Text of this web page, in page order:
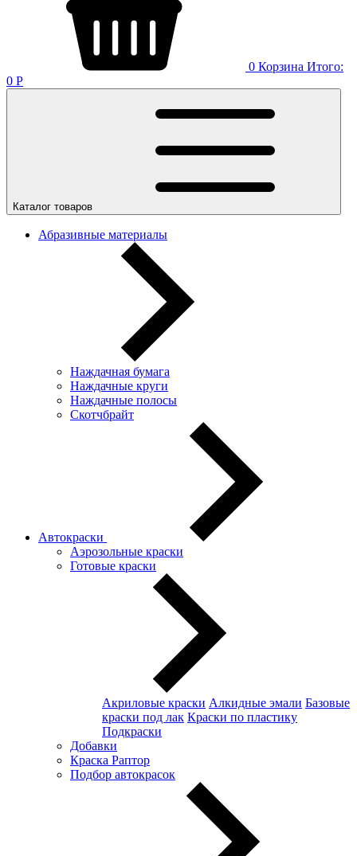
0 Корзина Итого:
0 Р
Каталог товаров
Абразивные материалы
Наждачная бумага
Наждачные круги
Наждачные полосы
Скотчбрайт
Автокраски
Аэрозольные краски
Готовые краски
Акриловые краски Алкидные эмали Базовые
краски под лак Краски по пластику
Подкраски
Добавки
Краска Раптор
Подбор автокрасок